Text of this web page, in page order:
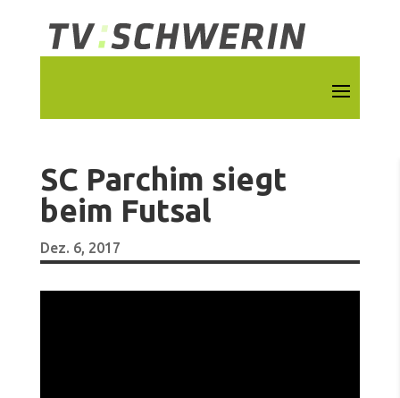
SC Parchim siegt
beim Futsal
Dez. 6, 2017